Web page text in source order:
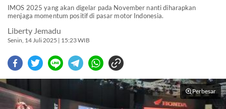
IMOS 2025 yang akan digelar pada November nanti diharapkan
menjaga momentum positif di pasar motor Indonesia.
Liberty Jemadu
Senin, 14 Juli 2025 | 15:23 WIB
Perbesar